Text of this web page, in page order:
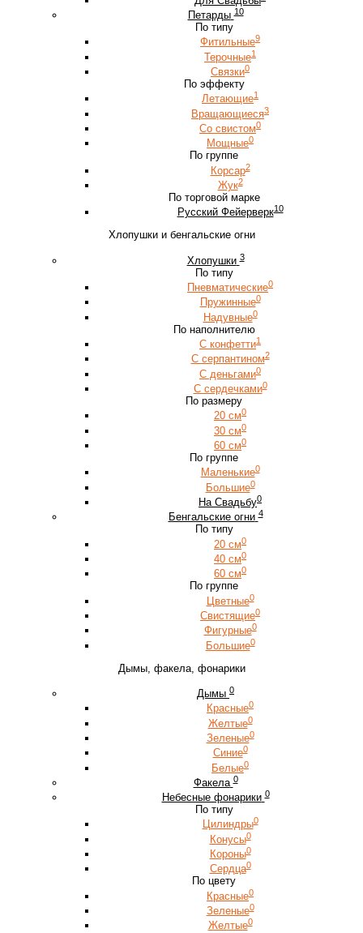
Петарды 10
По типу
Фитильные9
Терочные1
Связки0
По эффекту
Летающие1
Вращающиеся3
Со свистом0
Мощные0
По группе
Корсар2
Жук2
По торговой марке
Русский Фейерверк10
Хлопушки и бенгальские огни
Хлопушки 3
По типу
Пневматические0
Пружинные0
Надувные0
По наполнителю
С конфетти1
С серпантином2
С деньгами0
С сердечками0
По размеру
20 см0
30 см0
60 см0
По группе
Маленькие0
Большие0
На Свадьбу0
Бенгальские огни 4
По типу
20 см0
40 см0
60 см0
По группе
Цветные0
Свистящие0
Фигурные0
Большие0
Дымы, факела, фонарики
Дымы 0
Красные0
Желтые0
Зеленые0
Синие0
Белые0
Факела 0
Небесные фонарики 0
По типу
Цилиндры0
Конусы0
Короны0
Сердца0
По цвету
Красные0
Зеленые0
Желтые0